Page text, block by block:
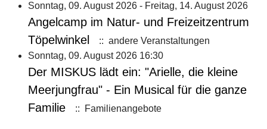
Sonntag, 09. August 2026 - Freitag, 14. August 2026
Angelcamp im Natur- und Freizeitzentrum
Töpelwinkel
:: andere Veranstaltungen
Sonntag, 09. August 2026 16:30
Der MISKUS lädt ein: "Arielle, die kleine
Meerjungfrau" - Ein Musical für die ganze
Familie
:: Familienangebote